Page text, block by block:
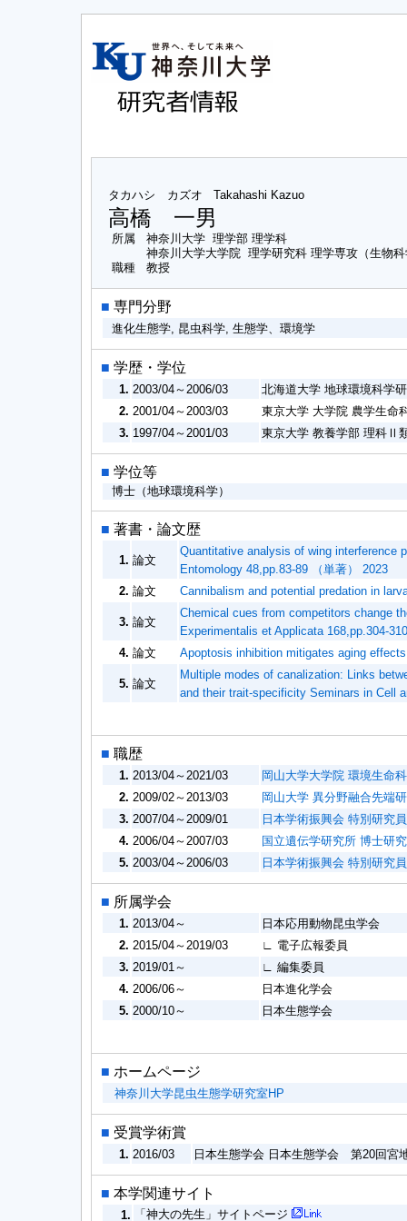
タカハシ カズオ Takahashi Kazuo
高橋 一男
所属
神奈川大学 理学部 理学科
神奈川大学大学院 理学研究科 理学専攻（生物
職種
教授
■ 専門分野
進化生態学, 昆虫科学, 生態学、環境学
■ 学歴・学位
1. 2003/04～2006/03
北海道大学 地球環境科学
2. 2001/04～2003/03
東京大学 大学院 農学生命
3. 1997/04～2001/03 東京大学 教養学部 理科Ⅱ
■ 学位等
博士（地球環境科学）
■ 著書・論文歴
1. 論文
Quantitative analysis of wing interference
Entomology 48,pp.83-89 （単著） 2023
2. 論文 Cannibalism and potential predation in
3. 論文
Chemical cues from competitors change
Experimentalis et Applicata 168,pp.304-
4. 論文 Apoptosis inhibition mitigates aging
5. 論文
Multiple modes of canalization: Links
and their trait-specificity Seminars in Cell
■ 職歴
1. 2013/04～2021/03
岡山大学大学院 環境生命
2. 2009/02～2013/03
岡山大学 異分野融合先端
3. 2007/04～2009/01
日本学術振興会 特別研究
4. 2006/04～2007/03
国立遺伝学研究所 博士研
5. 2003/04～2006/03 日本学術振興会 特別研究
■ 所属学会
1. 2013/04～
日本応用動物昆虫学会
2. 2015/04～2019/03
∟ 電子広報委員
3. 2019/01～
∟ 編集委員
4. 2006/06～
日本進化学会
5. 2000/10～ 日本生態学会
■ ホームページ
神奈川大学昆虫生態学研究室HP
■ 受賞学術賞
1. 2016/03 日本生態学会 日本生態学会 第20回宮
■ 本学関連サイト
1. 「神大の先生」サイトページ